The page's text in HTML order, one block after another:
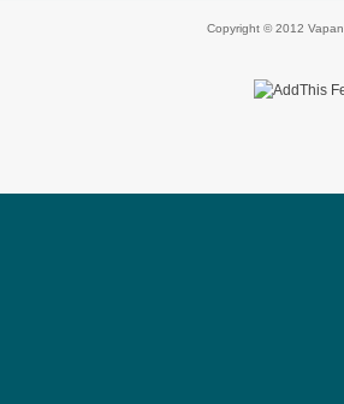
Copyright © 2012